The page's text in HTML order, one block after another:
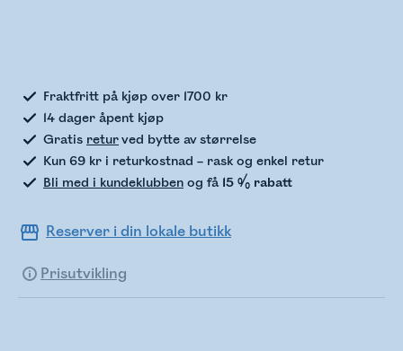
Fraktfritt på kjøp over 1700 kr
14 dager åpent kjøp
Gratis returved bytte av størrelse
Kun 69 kr i returkostnad – rask og enkel retur
Bli med i kundeklubben og få 15 % rabatt
Reserver i din lokale butikk
Prisutvikling